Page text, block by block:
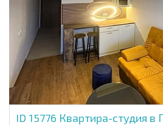
ID 15776 Квартира-студия в